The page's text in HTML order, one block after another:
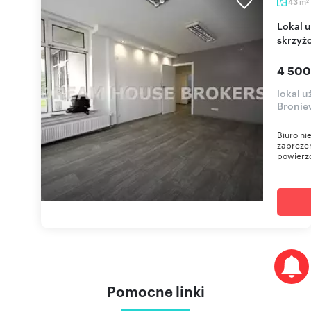
2
Lokal usługowy 43 m² przy ruchliwym
4
lokal
Biuro
Pomocne linki